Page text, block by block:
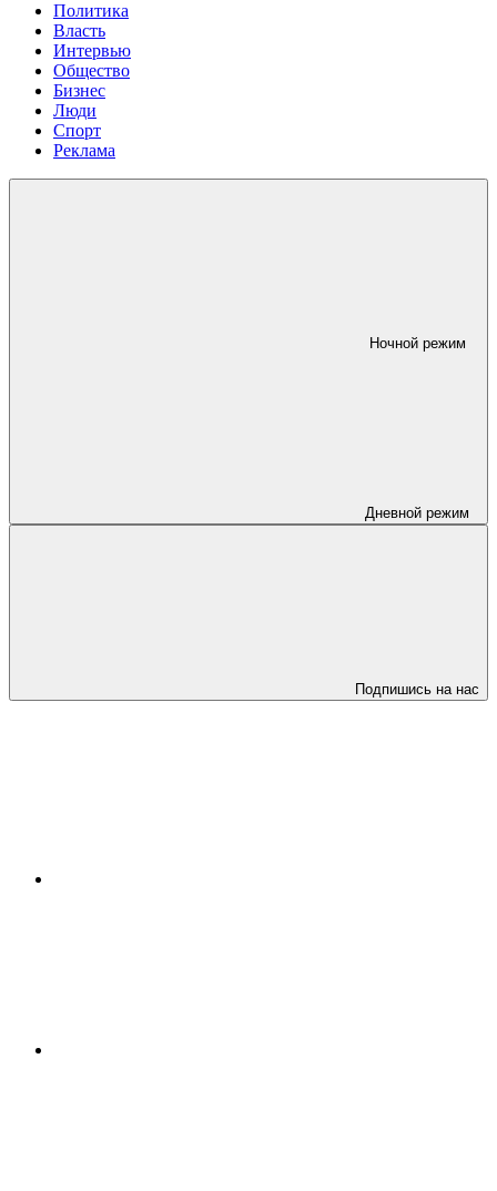
Политика
Власть
Интервью
Общество
Бизнес
Люди
Спорт
Реклама
Ночной режим
Дневной режим
Подпишись на нас